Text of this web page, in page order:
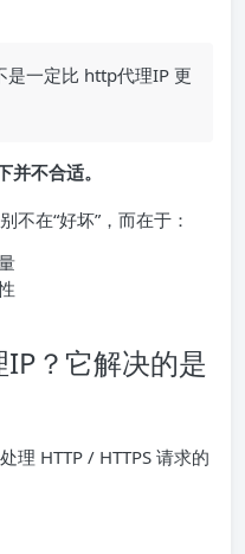
是一定比 http代理IP 更
并不合适。
不在“好坏”，而在于：
？它解决的是
理 HTTP / HTTPS 请求的